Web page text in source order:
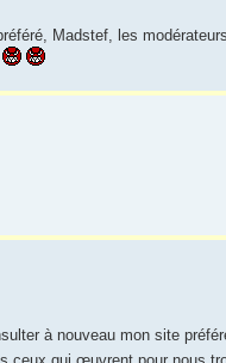
Madstef, les
à nouveau mon site